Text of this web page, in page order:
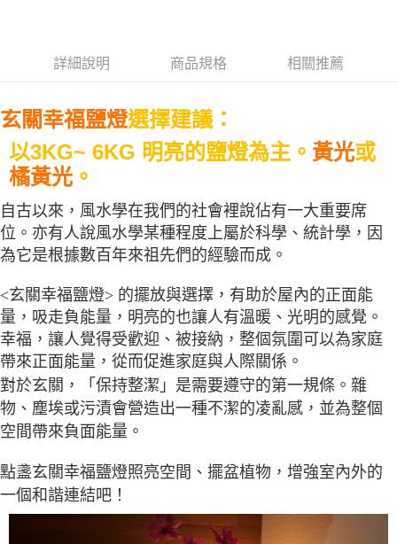
詳細說明 商品規格 相關推薦
玄關幸福鹽燈選擇建議：
以3KG~ 6KG 明亮的鹽燈為主。 黃光或
橘黃光 。
自古以來，風水學在我們的社會裡說佔有一大重要席
位。亦有人說風水學某種程度上屬於科學、統計學，因
為它是根據數百年來祖先們的經驗而成。
<玄關幸福鹽燈> 的擺放與選擇，有助於屋內的正面能
量，吸走負能量，明亮的也讓人有溫暖、光明的感覺。
幸福，讓人覺得受歡迎、被接納，整個氛圍可以為家庭
帶來正面能量，從而促進家庭與人際關係。
對於玄關，「保持整潔」是需要遵守的第一規條。雜
物、塵埃或污漬會營造出一種不潔的凌亂感，並為整個
空間帶來負面能量。
點盞玄關幸福鹽燈照亮空間、擺盆植物，增強室內外的
一個和諧連結吧！